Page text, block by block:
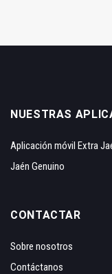
NUESTRAS
Aplicación móvil Extra
Jaén Genuino
CONTACTAR
Sobre nosotros
Contáctanos